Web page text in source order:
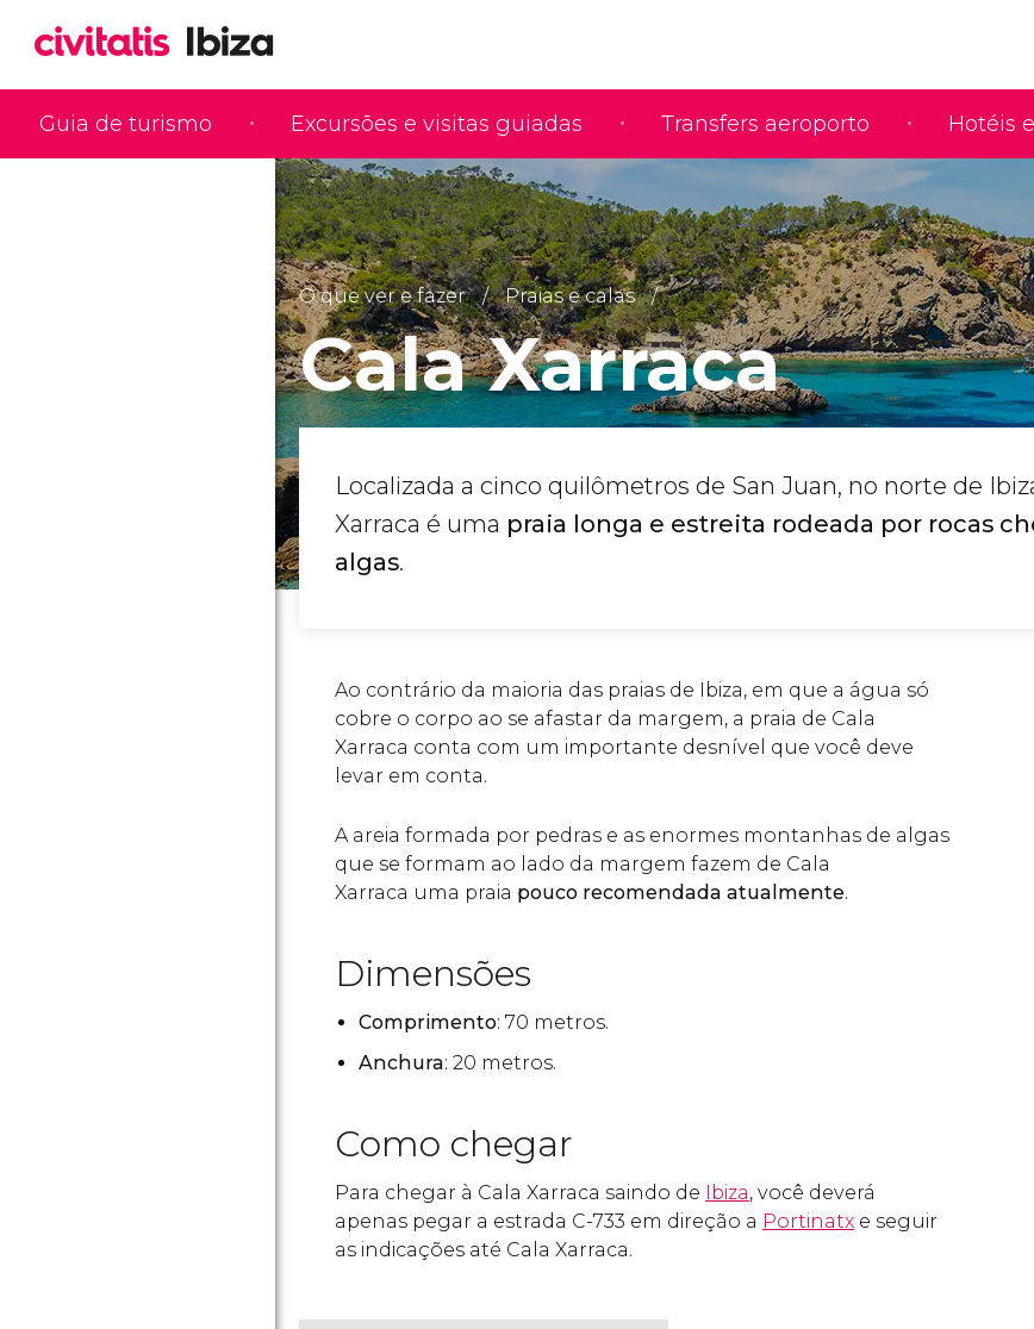
Guia de turismo Excursões e visitas guiadas Transfers aeroporto Hotéis
O que ver e fazer Praias e calas
Cala Xarraca
Localizada a cinco quilômetros de San Juan, no norte de
Xarraca é uma praia longa e estreita rodeada por rocas
algas.
Ao contrário da maioria das praias de Ibiza, em que a água só
cobre o corpo ao se afastar da margem, a praia de Cala
Xarraca conta com um importante desnível que você deve
levar em conta.
A areia formada por pedras e as enormes montanhas de algas
que se formam ao lado da margem fazem de Cala
Xarraca uma praia pouco recomendada atualmente.
Dimensões
Comprimento: 70 metros.
Anchura: 20 metros.
Como chegar
Para chegar à Cala Xarraca saindo de Ibiza, você deverá
apenas pegar a estrada C-733 em direção a Portinatx e seguir
as indicações até Cala Xarraca.